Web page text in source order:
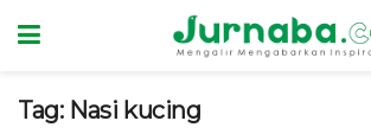
Tag: Nasi kucing